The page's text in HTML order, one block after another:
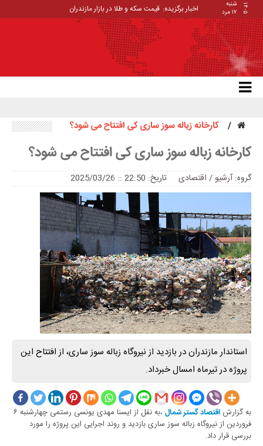
۱۴۰۵
شنبه
۱۷ مرد
اخبار برگزیده: قیمت سکه و طلا در بازار مازندران
کارخانه زباله سوز ساری کی افتتاح می شود؟
کارخانه زباله سوز ساری کی افتتاح می شود؟
گروه:آرشیو/ اقتصادی تاریخ: 22:50 :: 2025/03/26
استاندار مازندران در بازدید از نیروگاه زباله سوز ساری، از افتتاح این
پروژه در تیرماه امسال خبرداد.
به گزارش اقتصاد گستر شمال
،به نقل از ایسنا مهدی یونسی رستمی چهارشنبه ۶
فروردین از نیروگاه زباله سوز ساری بازدید و روند اجرایی این پروژه را مورد
بررسی قرار داد.